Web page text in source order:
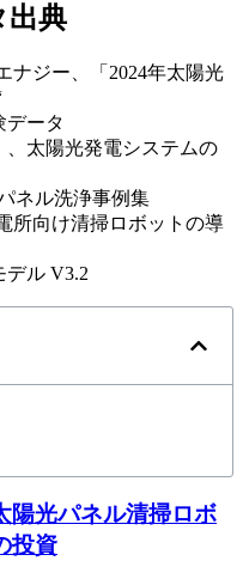
出典
ナジー、「2024年太陽光
データ
太陽光発電システムの
ネル洗浄事例集
所向け清掃ロボットの導
デル V3.2
陽光パネル清掃ロボ
投資